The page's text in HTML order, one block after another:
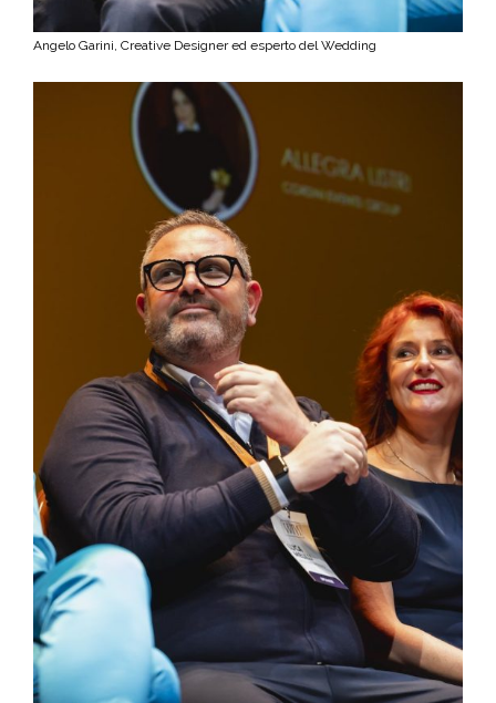
Angelo Garini, Creative Designer ed esperto del Wedding